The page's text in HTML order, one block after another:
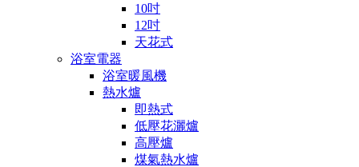
10吋
12吋
天花式
浴室電器
浴室暖風機
熱水爐
即熱式
低壓花灑爐
高壓爐
煤氣熱水爐